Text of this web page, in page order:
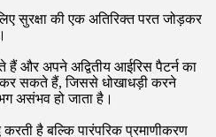
करके एक विश्वसनीय समाधान
चिकित्सा रिकॉर्ड के साथ सटीक रूप
से जुड़ी त्रुटियों के जोखिम को कम
बढ़ाता है।
तकनीक को अपनाते हैं, वे न केवल